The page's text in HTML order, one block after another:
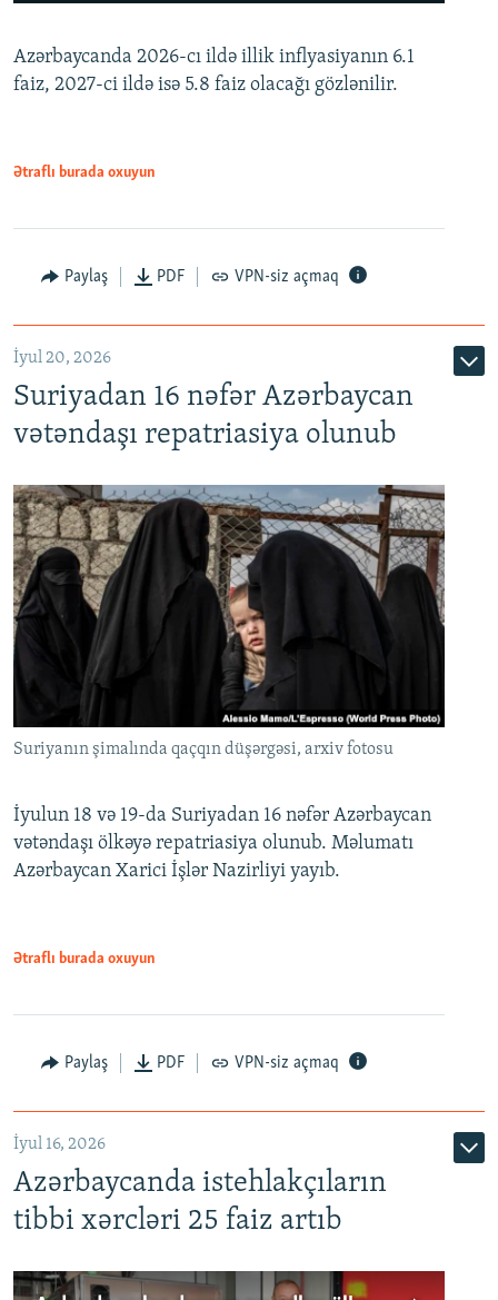
Auto
360p
480p
Azərbaycanda 2026-cı ildə illik inflyasiyanın 6.1
faiz, 2027-ci ildə isə 5.8 faiz olacağı gözlənilir.
Ətraflı burada oxuyun
Paylaş PDF VPN-siz açmaq
İyul 20, 2026
Suriyadan 16 nəfər Azərbaycan
vətəndaşı repatriasiya olunub
Suriyanın şimalında qaçqın düşərgəsi, arxiv fotosu
İyulun 18 və 19-da Suriyadan 16 nəfər Azərbaycan
vətəndaşı ölkəyə repatriasiya olunub. Məlumatı
Azərbaycan Xarici İşlər Nazirliyi yayıb.
Ətraflı burada oxuyun
Paylaş PDF VPN-siz açmaq
İyul 16, 2026
Azərbaycanda istehlakçıların
tibbi xərcləri 25 faiz artıb